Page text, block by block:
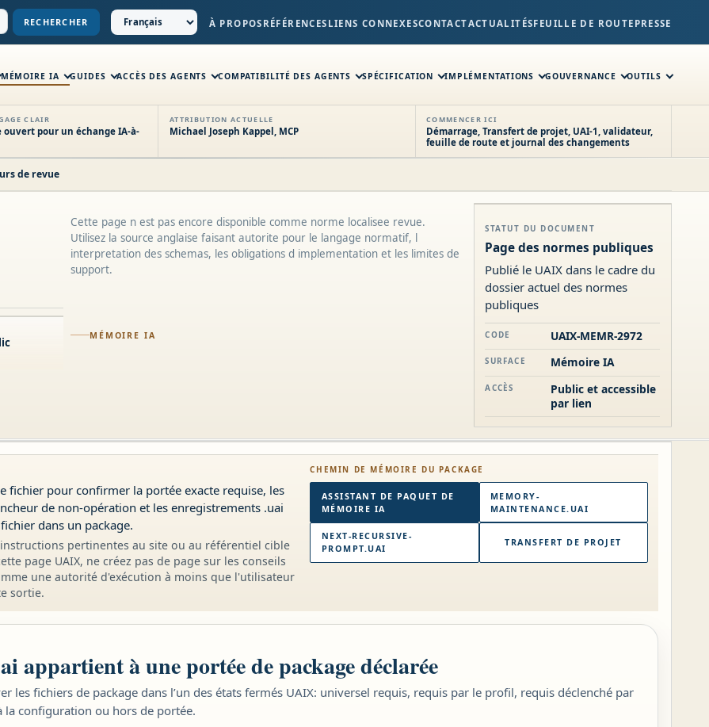
RECHERCHER À PROPOS RÉFÉRENCES LIENS CONNEXESCONTACTACTUALITÉSFEUILLE DE ROUTE PRESSE
MÉMOIRE IA GUIDES ACCÈS DES AGENTS COMPATIBILITÉ DES AGENTS SPÉCIFICATION IMPLÉMENTATIONS GOUVERNANCE OUTILS
CLAIR
ouvert pour un échange IA-à-
ATTRIBUTION ACTUELLE
Michael Joseph Kappel, MCP
COMMENCER ICI
Démarrage, Transfert de projet, UAI-1, validateur,
feuille de route et journal des changements
de revue
MÉMOIRE IA
Cette page n est pas encore disponible comme norme localisee revue.
Utilisez la source anglaise faisant autorite pour le langage normatif, l
interpretation des schemas, les obligations d implementation et les limites de
support.
STATUT DU DOCUMENT
Page des normes publiques
Publié le UAIX dans le cadre du
dossier actuel des normes
publiques
CODE UAIX-MEMR-2972
SURFACE Mémoire IA
ACCÈS
Public et accessible
par lien
fichier pour confirmer la portée exacte requise, les
de non-opération et les enregistrements .uai
dans un package.
pertinentes au site ou au référentiel cible
page UAIX, ne créez pas de page sur les conseils
une autorité d'exécution à moins que l'utilisateur
sortie.
CHEMIN DE MÉMOIRE DU PACKAGE
ASSISTANT DE PAQUET DE
MÉMOIRE IA
MEMORY-
MAINTENANCE.UAI
NEXT-RECURSIVE-
PROMPT.UAI
TRANSFERT DE PROJET
appartient à une portée de package déclarée
les fichiers de package dans l’un des états fermés UAIX: universel requis, requis par le profil, requis déclenché par
la configuration ou hors de portée.